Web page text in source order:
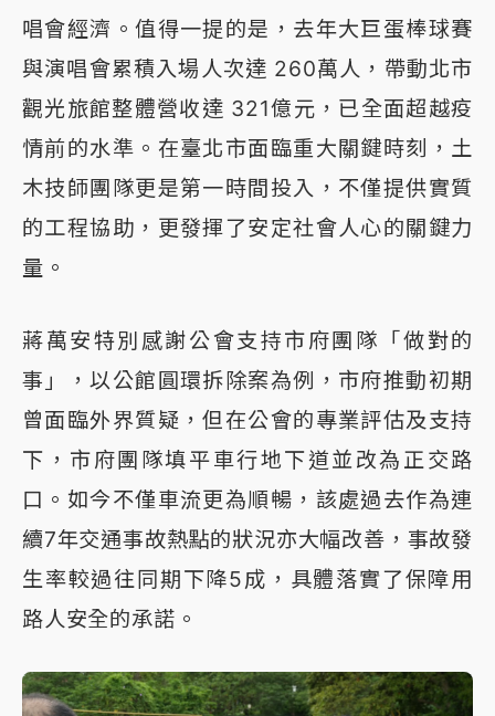
唱會經濟。值得一提的是，去年大巨蛋棒球賽
與演唱會累積入場人次達 260萬人，帶動北市
觀光旅館整體營收達 321億元，已全面超越疫
情前的水準。在臺北市面臨重大關鍵時刻，土
木技師團隊更是第一時間投入，不僅提供實質
的工程協助，更發揮了安定社會人心的關鍵力
量。
蔣萬安特別感謝公會支持市府團隊「做對的
事」，以公館圓環拆除案為例，市府推動初期
曾面臨外界質疑，但在公會的專業評估及支持
下，市府團隊填平車行地下道並改為正交路
口。如今不僅車流更為順暢，該處過去作為連
續7年交通事故熱點的狀況亦大幅改善，事故發
生率較過往同期下降5成，具體落實了保障用
路人安全的承諾。